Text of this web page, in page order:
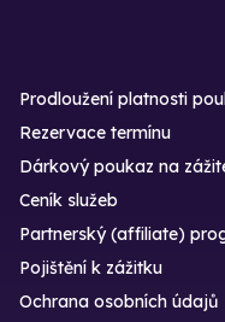
Prodloužení platnosti
Rezervace termínu
Dárkový poukaz na
Ceník služeb
Partnerský (affiliate)
Pojištění k zážitku
Ochrana osobních údajů